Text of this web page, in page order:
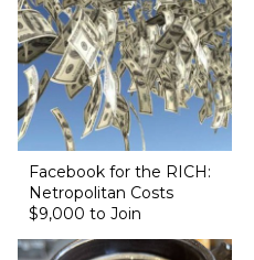
Facebook for the RICH:
Netropolitan Costs
$9,000 to Join